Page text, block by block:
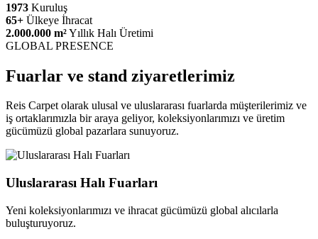
1973 Kuruluş
65+ Ülkeye İhracat
2.000.000 m²Yıllık Halı Üretimi
GLOBAL PRESENCE
Fuarlar ve stand ziyaretlerimiz
Reis Carpet olarak ulusal ve uluslararası fuarlarda müşterilerimiz ve
iş ortaklarımızla bir araya geliyor, koleksiyonlarımızı ve üretim
gücümüzü global pazarlara sunuyoruz.
Uluslararası Halı Fuarları
Yeni koleksiyonlarımızı ve ihracat gücümüzü global alıcılarla
buluşturuyoruz.